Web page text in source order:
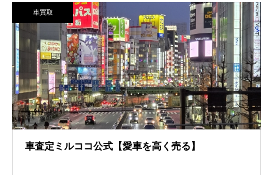
車買取
車査定ミルココ公式【愛車を高く売る】